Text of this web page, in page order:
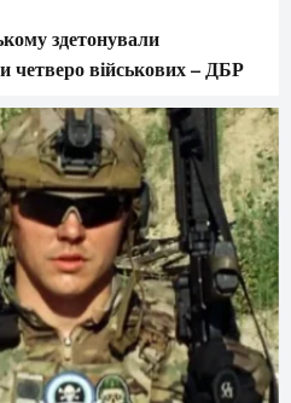
здетонували
четверо військових – ДБР